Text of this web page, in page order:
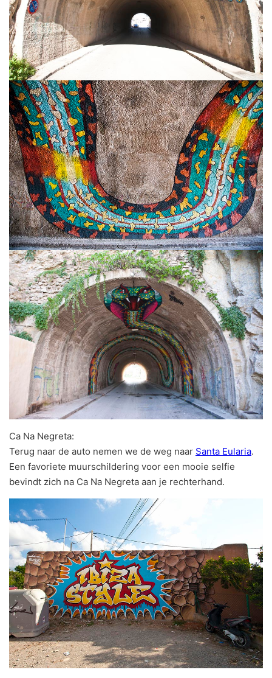
Ca Na Negreta:
Terug naar de auto nemen we de weg naar Santa Eularia.
Een favoriete muurschildering voor een mooie selfie
bevindt zich na Ca Na Negreta aan je rechterhand.